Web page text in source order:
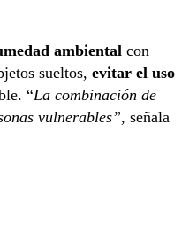
ambiental con
sueltos, evitar el uso
“La combinación de
vulnerables”, señala